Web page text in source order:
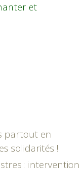
et
partout en
solidarités !
: intervention